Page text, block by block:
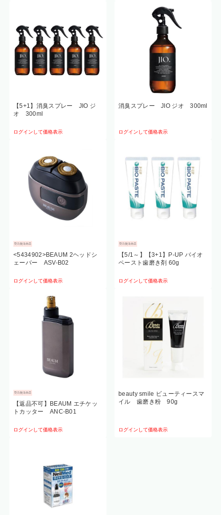
【5+1】消臭スプレー JIO ジ
オ 300ml
ログインして価格表示
消臭スプレー JIO ジオ 300ml
ログインして価格表示
<5434902>BEAUM 2ヘッドシ
ェーバー ASV-B02
ログインして価格表示
【5/1～】【3+1】P-UP バイオ
ペースト歯磨き剤 60g
ログインして価格表示
【返品不可】BEAUM エチケッ
トカッター ANC-B01
ログインして価格表示
beauty smile ビューティースマ
イル 歯磨き粉 90g
ログインして価格表示